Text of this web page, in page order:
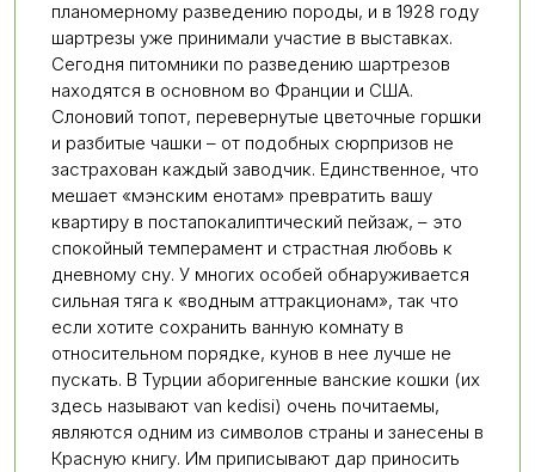
планомерному разведению породы, и в 1928 году
шартрезы уже принимали участие в выставках.
Сегодня питомники по разведению шартрезов
находятся в основном во Франции и США.
Слоновий топот, перевернутые цветочные горшки
и разбитые чашки – от подобных сюрпризов не
застрахован каждый заводчик. Единственное, что
мешает «мэнским енотам» превратить вашу
квартиру в постапокалиптический пейзаж, – это
спокойный темперамент и страстная любовь к
дневному сну. У многих особей обнаруживается
сильная тяга к «водным аттракционам», так что
если хотите сохранить ванную комнату в
относительном порядке, кунов в нее лучше не
пускать. В Турции аборигенные ванские кошки (их
здесь называют van kedisi) очень почитаемы,
являются одним из символов страны и занесены в
Красную книгу. Им приписывают дар приносить